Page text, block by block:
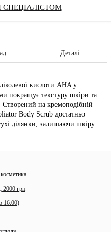
СПЕЦІАЛІСТОМ
Деталі
кислоти AHA у
покращує текстуру шкіри та
на кремоподібній
Body Scrub достатньо
ділянки, залишаючи шкіру
шкіри. Вони допомагають
та м’якість шкіри, роблячи
діє, зволожує та ексфоліює
2000 грн
16:00)